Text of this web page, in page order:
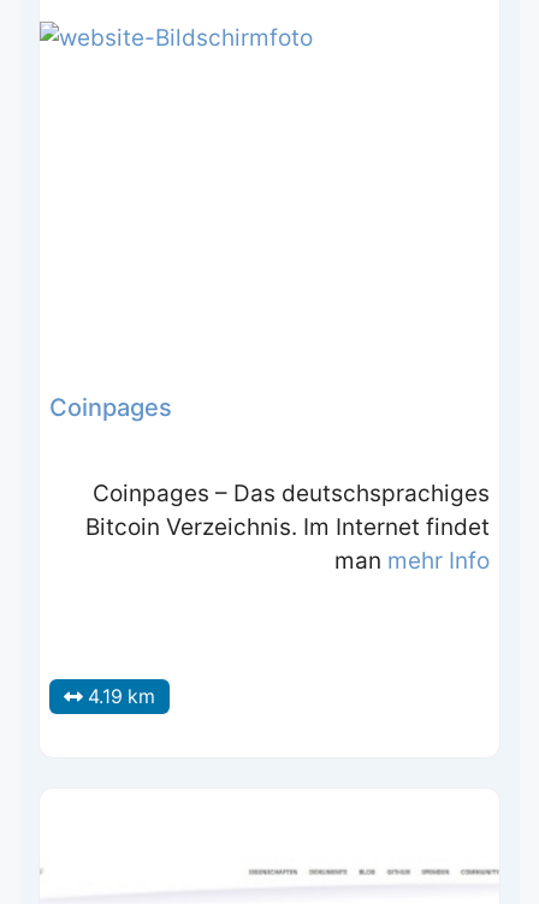
Coinpages
Coinpages – Das deutschsprachiges
Bitcoin Verzeichnis. Im Internet findet
man mehr Info
4.19 km